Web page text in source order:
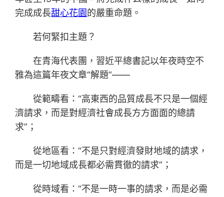
完成成長甜心花園的嚴重命題。
若何緊扣主題？
在青海代表團，習近平總書記以年夜時空不
雅為這篇年夜文章“解題”——
從範疇看：“高東西的品質成長不只是一個經
濟請求，而是對經濟社會成長方方面面的總請
求”；
從地區看：“不是只對經濟發財地域的請求，
而是一切地域成長都必需貫徹的請求”；
從時域看：“不是一時一事的請求，而是必需